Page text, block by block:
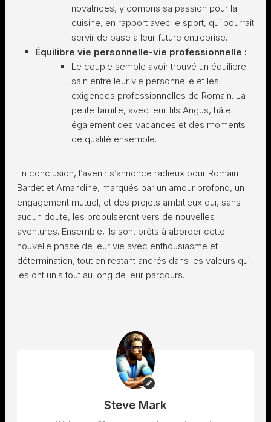
novatrices, y compris sa passion pour la
cuisine, en rapport avec le sport, qui pourrait
servir de base à leur future entreprise.
Équilibre vie personnelle-vie professionnelle :
Le couple semble avoir trouvé un équilibre
sain entre leur vie personnelle et les
exigences professionnelles de Romain. La
petite famille, avec leur fils Angus, hâte
également des vacances et des moments
de qualité ensemble.
En conclusion, l’avenir s’annonce radieux pour Romain
Bardet et Amandine, marqués par un amour profond, un
engagement mutuel, et des projets ambitieux qui, sans
aucun doute, les propulseront vers de nouvelles
aventures. Ensemble, ils sont prêts à aborder cette
nouvelle phase de leur vie avec enthousiasme et
détermination, tout en restant ancrés dans les valeurs qui
les ont unis tout au long de leur parcours.
Steve Mark